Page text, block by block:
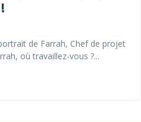
de Farrah, Chef de projet
où travaillez-vous ?...